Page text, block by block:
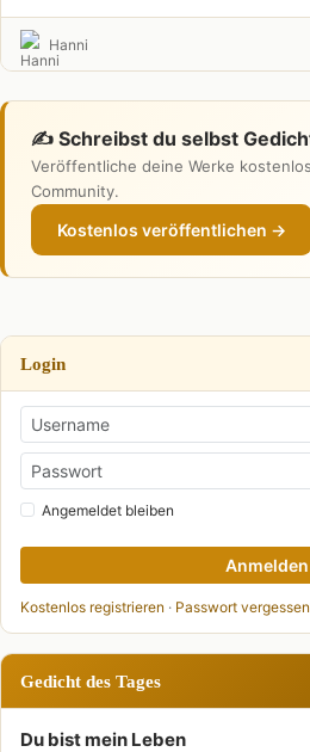
Hanni
✍️ Schreibst du selbst
Veröffentliche deine Werke
Community.
Kostenlos veröffentlichen →
Login
Angemeldet bleiben
Anmelden
Kostenlos registrieren · Passwort
Gedicht des Tages
Du bist mein Leben